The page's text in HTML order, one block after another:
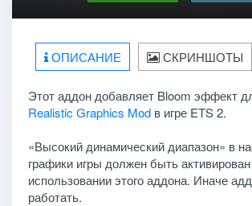
ОПИСАНИЕ СКРИНШОТЫ
Этот аддон добавляет Bloom эффект
Realistic Graphics Modв игре ETS 2.
«Высокий динамический диапазон» в
графики игры должен быть
использовании этого аддона. Иначе
работать.